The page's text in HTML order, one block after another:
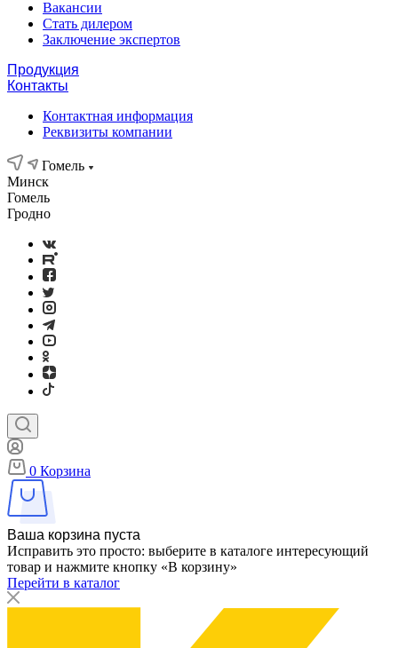
Вакансии
Стать дилером
Заключение экспертов
Продукция
Контакты
Контактная информация
Реквизиты компании
Гомель
Минск
Гомель
Гродно
0 Корзина
Ваша корзина пуста
Исправить это просто: выберите в каталоге интересующий
товар и нажмите кнопку «В корзину»
Перейти в каталог